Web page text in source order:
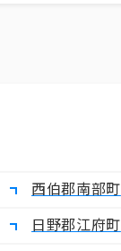
西伯郡南部町
日野郡江府町